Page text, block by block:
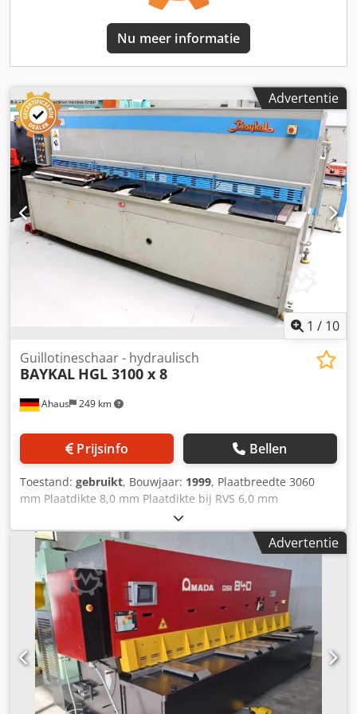
Nu meer informatie
Advertentie
1 / 10
Ahaus 249 km
Guillotineschaar - hydraulisch
BAYKAL HGL 3100 x 8
Prijsinfo Bellen
Toestand: gebruikt, Bouwjaar: 1999, Plaatbreedte 3060
mm Plaatdikte 8,0 mm Plaatdikte bij RVS 6,0 mm
Staanderbreedte 3100 mm Aandrukker 16 stuks Slagen per
minuut max. 10 - 15 Olie-inhoud 160 ltr. Snijhoek 1,6°
Achteraanslag – verstelbaar 6,0 - 750 mm Besturing ELGO
P9521 Totale vermogensbehoefte 18,5 kW Gewicht 6300 kg
Dsdpfx Asxaci Eeigsck Afmetingen L-B-H 3900 x 2300 x 1630
mm Uitrusting: - Robuuste elektrohydraulische pendel-
schaar - Digitale ELGO display model P9521 voor
elektrische achteraanslag * Verplaatsingsweg
achteraanslag X = 750 mm * Spelingvrije
kogelomloopspindel voor achteraanslag *
Verplaatsingssnelheid 100 mm/sec - 1x stabiele zijgeleider
* met T-sleuf, flip-stop en millimeterverdeling - 2x stabiele
Advertentie